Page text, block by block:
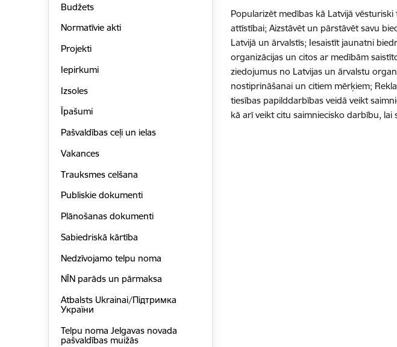
Budžets
Normatīvie akti
Projekti
Iepirkumi
Izsoles
Īpašumi
Pašvaldības ceļi un ielas
Vakances
Trauksmes celšana
Publiskie dokumenti
Plānošanas dokumenti
Sabiedriskā kārtība
Nedzīvojamo telpu noma
NĪN parāds un pārmaksa
Atbalsts Ukrainai/Підтримка
України
Telpu noma Jelgavas novada
pašvaldības muižās
Popularizēt medības kā Latvijā
attīstībai; Aizstāvēt un pārstāvēt savu
Latvijā un ārvalstīs; Iesaistīt jaunatni
organizācijas un citos ar medībām
ziedojumus no Latvijas un ārvalstu
nostiprināšanai un citiem mērķiem;
tiesības papilddarbības veidā veikt
kā arī veikt citu saimniecisko darbību,